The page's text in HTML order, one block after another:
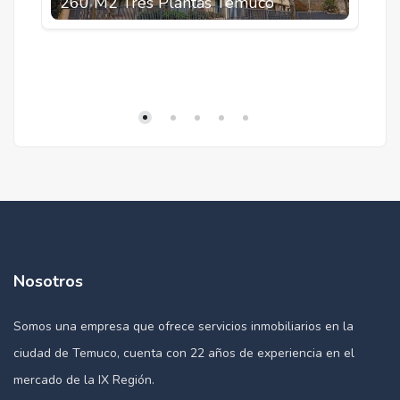
Nosotros
Somos una empresa que ofrece servicios inmobiliarios en la
ciudad de Temuco, cuenta con 22 años de experiencia en el
mercado de la IX Región.